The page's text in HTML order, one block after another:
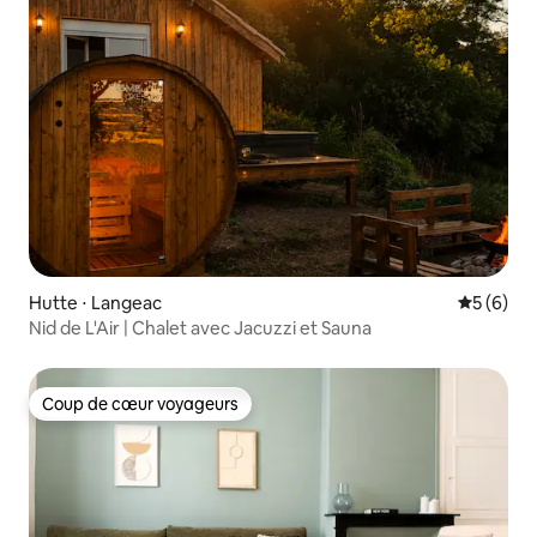
Hutte ⋅ Langeac
5 (6)
Nid de L'Air | Chalet avec Jacuzzi et Sauna
Coup de cœur voyageurs
Coup de cœur voyageurs